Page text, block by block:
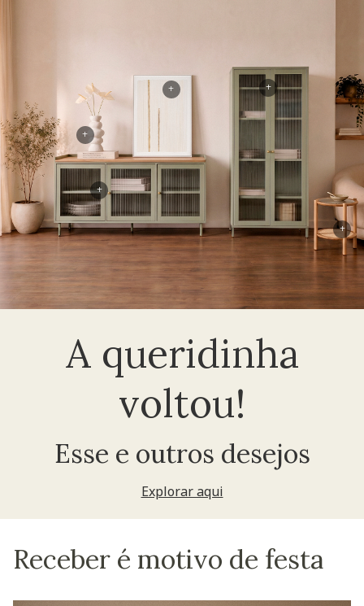
A queridinha
voltou!
Esse e outros desejos
Explorar aqui
+
+
+
+
+
Receber é motivo de festa